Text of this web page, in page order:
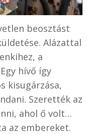
beosztást
Alázattal
a
hívő így
kisugárzása,
Szerették az
ahol ő volt…
az embereket.